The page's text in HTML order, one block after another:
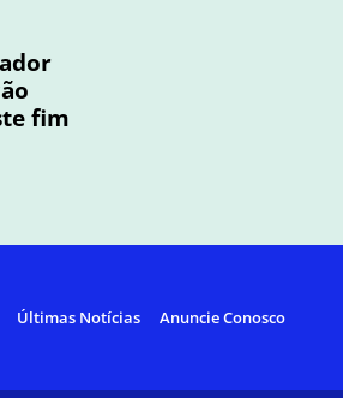
fim
Últimas Notícias Anuncie Conosco